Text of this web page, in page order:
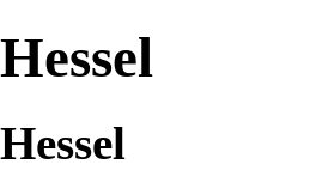
Hessel
Hessel